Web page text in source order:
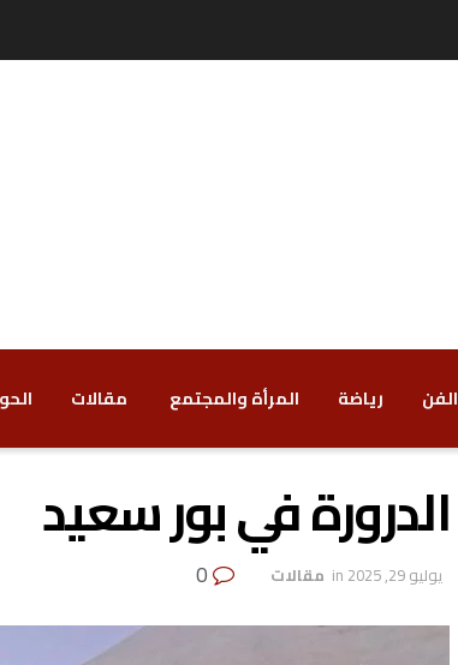
الفن رياضة ‏المرأة والمجتمع ‏ مقالات
الدرورة في بور سعيد
يوليو 29, 2025 in ‏ مقالات